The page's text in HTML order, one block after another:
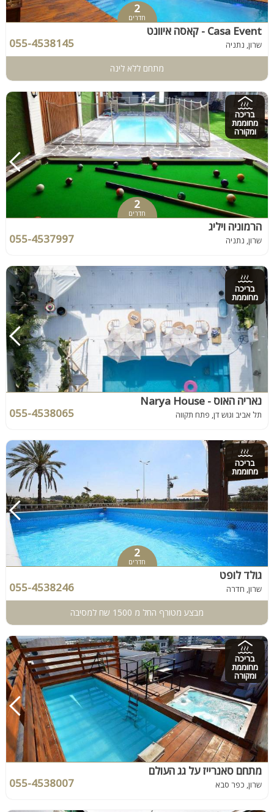
2
חדרים
Casa Event - קאסה איוונט
שרון, נתניה 055-4538145
מתחם ללא לינה
בריכה
מחוממת
ומקורה
2
חדרים
הרמוניה ויליג
שרון, נתניה 055-4537997
בריכה
מחוממת
נאריה האוס - Narya House
תל אביב וגוש דן, פתח תקווה 055-4538065
בריכה
מחוממת
2
חדרים
גולד לופט
שרון, חדרה 055-4538246
מבצע מטורף החל מ 1500 שח למסיבה
בריכה
מחוממת
ומקורה
מתחם סאנרייז על גג העולם
שרון, כפר סבא 055-4538007